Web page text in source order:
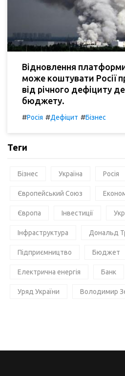
Відновлення
може коштувати Росії
від річного дефіциту
бюджету.
#Росія #Дефіцит #Бізнес
Теги
Бізнес Україна Росія
Європейський Союз
Європа Інвестиції
Інфраструктура Дональд
Підприємництво Бюджет
Електрична енергія Банк
Уряд України Володимир